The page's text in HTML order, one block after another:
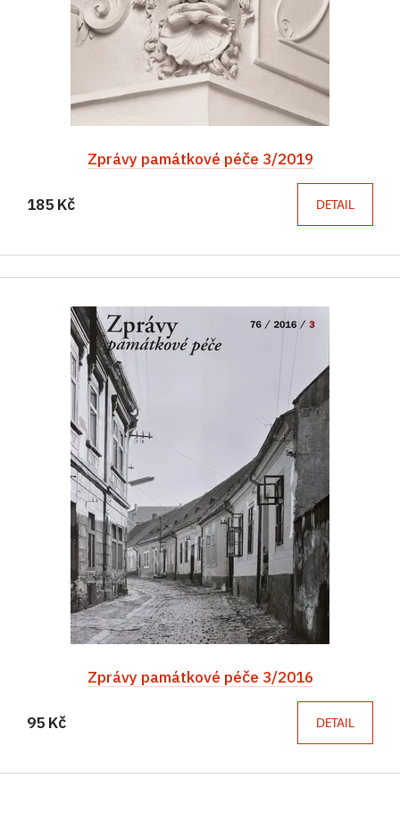
Zprávy památkové péče 3/2019
185 Kč DETAIL
Zprávy památkové péče 3/2016
95 Kč DETAIL